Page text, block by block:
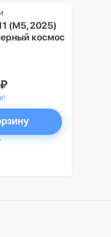
(M5, 2025)
космос